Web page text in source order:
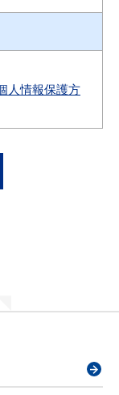
人情報保護方